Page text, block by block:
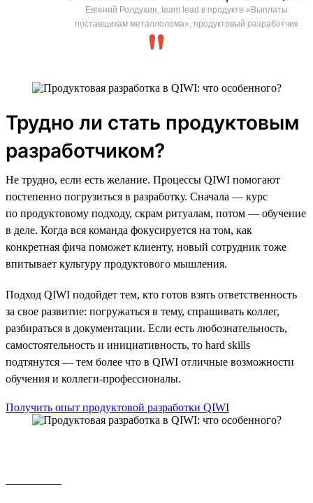
Евгений Ролдухин, team lead в продукте «Выплаты
поставщикам металлолома», продуктовый разработчик
Трудно ли стать продуктовым
разработчиком?
Не трудно, если есть желание. Процессы QIWI помогают
постепенно погрузиться в разработку. Сначала — курс
по продуктовому подходу, скрам ритуалам, потом — обучение
в деле. Когда вся команда фокусируется на том, как
конкретная фича поможет клиенту, новый сотрудник тоже
впитывает культуру продуктового мышления.
Подход QIWI подойдет тем, кто готов взять ответственность
за свое развитие: погружаться в тему, спрашивать коллег,
разбираться в документации. Если есть любознательность,
самостоятельность и инициативность, то hard skills
подтянутся — тем более что в QIWI отличные возможности
обучения и коллеги-профессионалы.
Получить опыт продуктовой разработки QIWI